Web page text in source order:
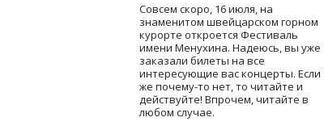
Совсем скоро, 16 июля, на
знаменитом швейцарском горном
курорте откроется Фестиваль
имени Менухина. Надеюсь, вы уже
заказали билеты на все
интересующие вас концерты. Если
же почему-то нет, то читайте и
действуйте! Впрочем, читайте в
любом случае.